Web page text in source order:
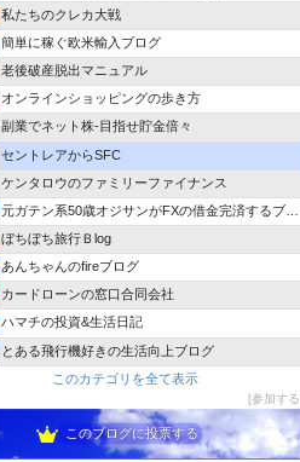
私たちのクレカ大戦
簡単に稼ぐ欧米輸入ブログ
老後破産脱出マニュアル
オンラインショッピングの歩き方
副業でネット株-目指せ貯金倍々
セントレアからSFC
ケンタロウのファミリーファイナンス
元ガテン系50歳オジサンがFXの借金完済するブログ
ぼちぼち旅行Ｂlog
あんちゃんのfireブログ
カードローンの窓口合同会社
ハマチの投資&生活日記
とある飛行機好きの生活向上ブログ
このカテゴリを全て表示
参加する
このブログに投票する